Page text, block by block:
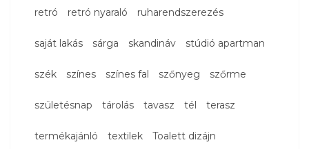
retró retró nyaraló ruharendszerezés
saját lakás sárga skandináv stúdió apartman
szék színes színes fal szőnyeg szőrme
születésnap tárolás tavasz tél terasz
termékajánló textilek Toalett dizájn